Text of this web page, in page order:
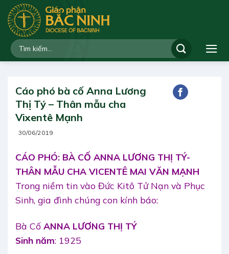
qua
dung
Cáo phó bà cố Anna Lương
Thị Tý – Thân mẫu cha
Vixentê Mạnh
30/06/2019
CÁO PHÓ: BÀ CỐ ANNA LƯƠNG THỊ TÝ-
THÂN MẪU CHA VICENTÊ MAI VĂN MẠNH
Trong niềm tin vào Đức Kitô Tử Nạn và Phục
Sinh, gia đình chúng con kính báo:
Bà Cố ANNA LƯƠNG THỊ TÝ
Sinh năm: 1925